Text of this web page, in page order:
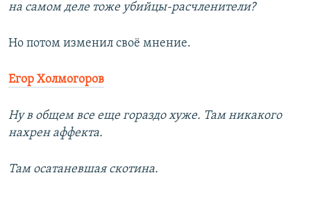
на самом деле тоже убийцы-расчленители?
Но потом изменил своё мнение.
Егор Холмогоров
Ну в общем все еще гораздо хуже. Там никакого
нахрен аффекта.
Там осатаневшая скотина.